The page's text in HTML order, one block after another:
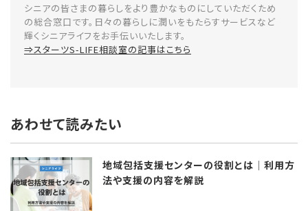
シニアの皆さまの暮らしをより豊かなものにしていただくため
の総合窓口です。日々の暮らしに潤いをもたらすサービスなど
輝くシニアライフをお手伝いいたします。
⇒スターツS-LIFE相談室の記事はこちら
あわせて読みたい
地域包括支援センターの役割とは│利用方
法や支援の内容を解説